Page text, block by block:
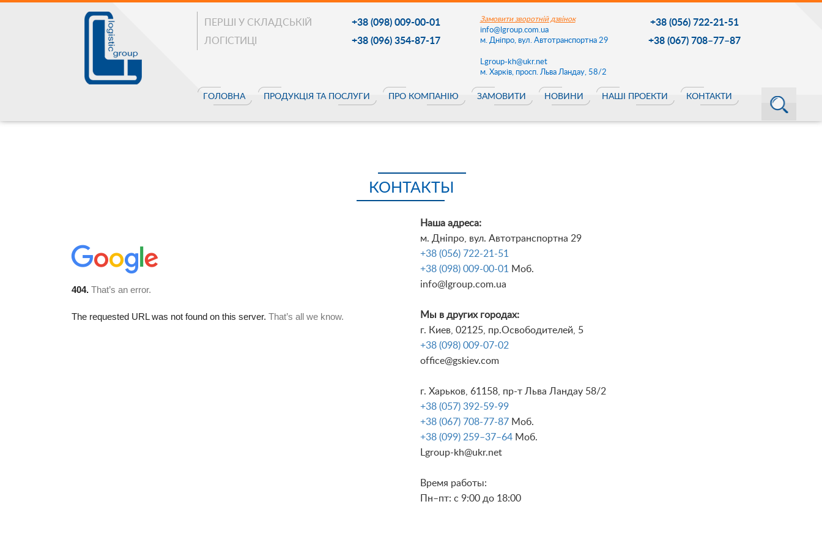
ПЕРШІ У СКЛАДСЬКІЙ
ЛОГІСТИЦІ
+38 (098) 009-00-01
+38 (096) 354-87-17
Замовити зворотній дзвінок
info@lgroup.com.ua
м. Днiпро, вул. Автотранспортна 29
Lgroup-kh@ukr.net
м. Харків, просп. Льва Ландау, 58/2
+38 (056) 722-21-51
+38 (067) 708–77–87
ГОЛОВНА ПРОДУКЦІЯ ТА ПОСЛУГИ ПРО КОМПАНІЮ ЗАМОВИТИ НОВИНИ НАШІ ПРОЕКТИ КОНТАКТИ
КОНТАКТЫ
Наша адреса:
м. Днiпро, вул. Автотранспортна 29
+38 (056) 722-21-51
+38 (098) 009-00-01
Моб.
info@lgroup.com.ua
Мы в других городах:
г. Киев, 02125, пр.Освободителей, 5
‎+38 (098) 009-07-02
office@gskiev.com
г. Харьков, 61158, пр-т Льва Ландау 58/2
+38 (057) 392-59-99
+38 (067) 708-77-87 Моб.
+38 (099) 259–37–64 Моб.
Lgroup-kh@ukr.net
Время работы:
Пн–пт: с 9:00 до 18:00